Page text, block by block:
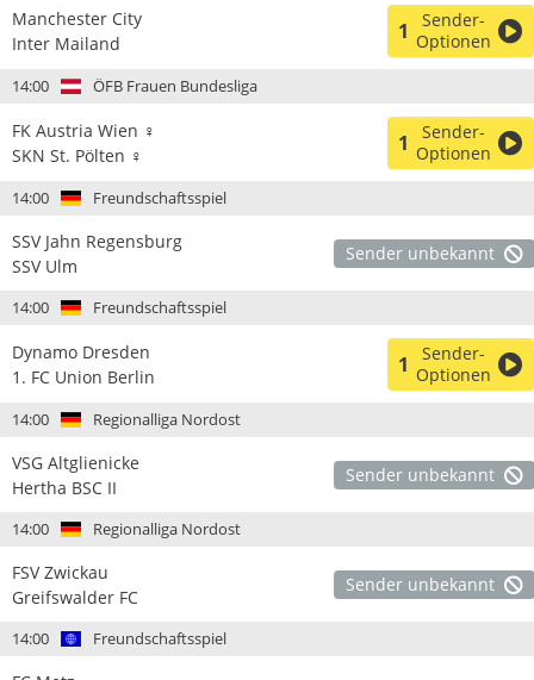
Manchester City
Inter Mailand
1
Sender-
Optionen
14:00 ÖFB Frauen Bundesliga
FK Austria Wien ♀
SKN St. Pölten ♀
1
Sender-
Optionen
14:00 Freundschaftsspiel
SSV Jahn Regensburg
SSV Ulm
Sender unbekannt
14:00 Freundschaftsspiel
Dynamo Dresden
1. FC Union Berlin
1
Sender-
Optionen
14:00 Regionalliga Nordost
VSG Altglienicke
Hertha BSC II
Sender unbekannt
14:00 Regionalliga Nordost
FSV Zwickau
Greifswalder FC
Sender unbekannt
14:00 Freundschaftsspiel